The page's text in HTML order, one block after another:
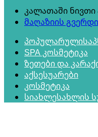
კალათაში ნივთი
მაღაზიის გვერდი
პოპულარული
SPA კოსმეტიკა
ზეთები და
აქსესუარები
კოსმეტიკა
სიახლესახლის